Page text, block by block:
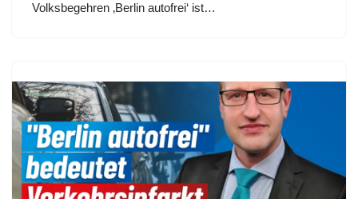
Volksbegehren ‚Berlin autofrei‘ ist…